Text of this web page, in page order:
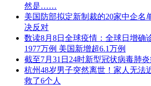
然是……
美国防部拟定新制裁的20家中企名
决反对
数读8月8日全球疫情：全球日增确
1977万例 美国新增超6.1万例
截至7月31日24时新型冠状病毒肺
杭州48岁男子突然离世！家人无法
救了6个人